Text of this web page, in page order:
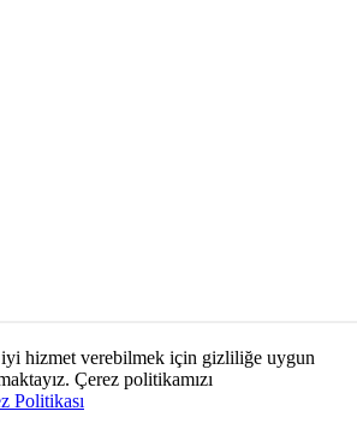
iyi hizmet verebilmek için gizliliğe uygun
Çerez politikamızı
Politikası